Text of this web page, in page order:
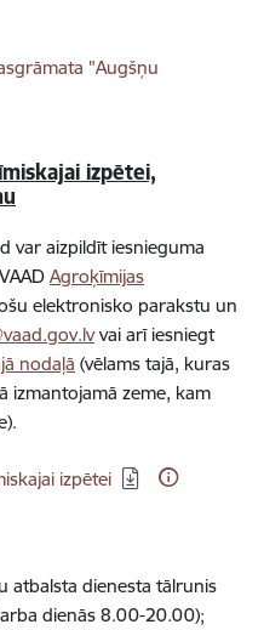
"Augšņu
izpētei,
var aizpildīt iesnieguma
Agroķīmijas
elektronisko parakstu un
vai arī iesniegt
nodaļā (vēlams tajā, kuras
izmantojamā zeme, kam
izpētei
atbalsta dienesta tālrunis
dienās 8.00-20.00);